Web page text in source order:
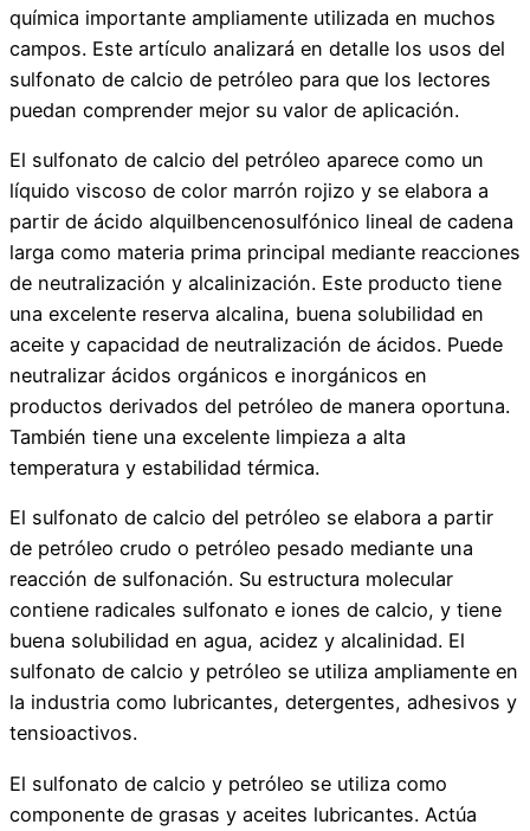
química importante ampliamente utilizada en muchos
campos. Este artículo analizará en detalle los usos del
sulfonato de calcio de petróleo para que los lectores
puedan comprender mejor su valor de aplicación.
El sulfonato de calcio del petróleo aparece como un
líquido viscoso de color marrón rojizo y se elabora a
partir de ácido alquilbencenosulfónico lineal de cadena
larga como materia prima principal mediante reacciones
de neutralización y alcalinización. Este producto tiene
una excelente reserva alcalina, buena solubilidad en
aceite y capacidad de neutralización de ácidos. Puede
neutralizar ácidos orgánicos e inorgánicos en
productos derivados del petróleo de manera oportuna.
También tiene una excelente limpieza a alta
temperatura y estabilidad térmica.
El sulfonato de calcio del petróleo se elabora a partir
de petróleo crudo o petróleo pesado mediante una
reacción de sulfonación. Su estructura molecular
contiene radicales sulfonato e iones de calcio, y tiene
buena solubilidad en agua, acidez y alcalinidad. El
sulfonato de calcio y petróleo se utiliza ampliamente en
la industria como lubricantes, detergentes, adhesivos y
tensioactivos.
El sulfonato de calcio y petróleo se utiliza como
componente de grasas y aceites lubricantes. Actúa